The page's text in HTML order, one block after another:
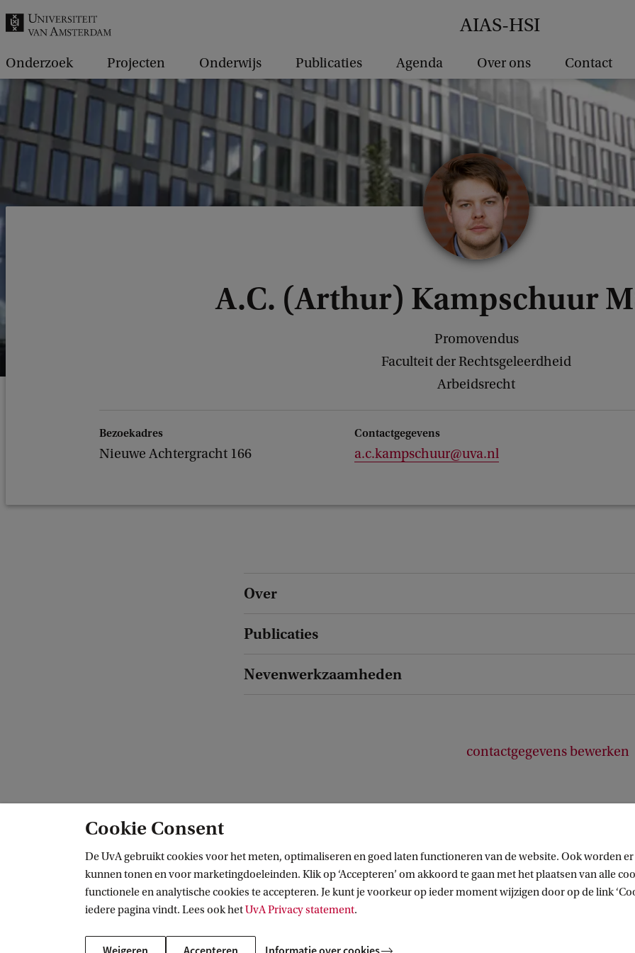
AIAS-HSI
.
Onderzoek Projecten Onderwijs Publicaties Agenda Over ons Contact
A.C. (Arthur) Kampschuur
Promovendus
Faculteit der Rechtsgeleerdheid
Arbeidsrecht
Bezoekadres
Nieuwe Achtergracht 166
Contactgegevens
a.c.kampschuur@uva.nl
Over
Publicaties
Nevenwerkzaamheden
contactgegevens bewerken
Volg ons op sociale media
Cookie Consent
De UvA gebruikt cookies voor het meten, optimaliseren en goed laten functioneren van de website. Ook worden
kunnen tonen en voor marketingdoeleinden. Klik op ‘Accepteren’ om akkoord te gaan met het plaatsen van alle
functionele en analytische cookies te accepteren. Je kunt je voorkeur op ieder moment wijzigen door op de link
iedere pagina vindt. Lees ook hetUvA Privacy statement.